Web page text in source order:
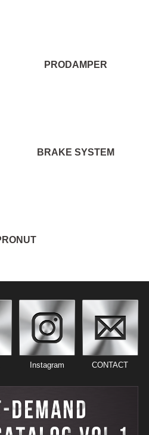
PRODAMPER
BRAKE SYSTEM
Instagram CONTACT